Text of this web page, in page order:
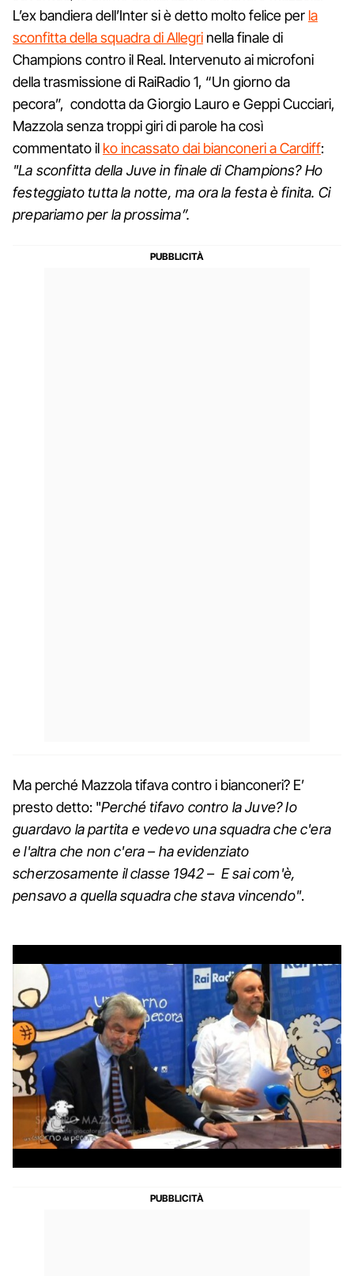
L’ex bandiera dell’Inter si è detto molto felice per la
sconfitta della squadra di Allegri nella finale di
Champions contro il Real. Intervenuto ai microfoni
della trasmissione di RaiRadio 1, “Un giorno da
pecora”, condotta da Giorgio Lauro e Geppi Cucciari,
Mazzola senza troppi giri di parole ha così
commentato il ko incassato dai bianconeri a Cardiff:
"La sconfitta della Juve in finale di Champions? Ho
festeggiato tutta la notte, ma ora la festa è finita. Ci
prepariamo per la prossima”.
Ma perché Mazzola tifava contro i bianconeri? E’
presto detto: "Perché tifavo contro la Juve? Io
guardavo la partita e vedevo una squadra che c'era
e l'altra che non c'era – ha evidenziato
scherzosamente il classe 1942 – E sai com'è,
pensavo a quella squadra che stava vincendo".